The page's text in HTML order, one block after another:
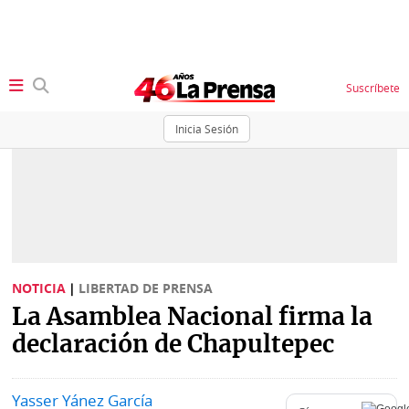
Inicia Sesión
Suscríbete
Sociedad
Judiciales
Economía
Status
K
NOTICIA | LIBERTAD DE PRENSA
La Asamblea Nacional firma la
declaración de Chapultepec
Yasser Yánez García